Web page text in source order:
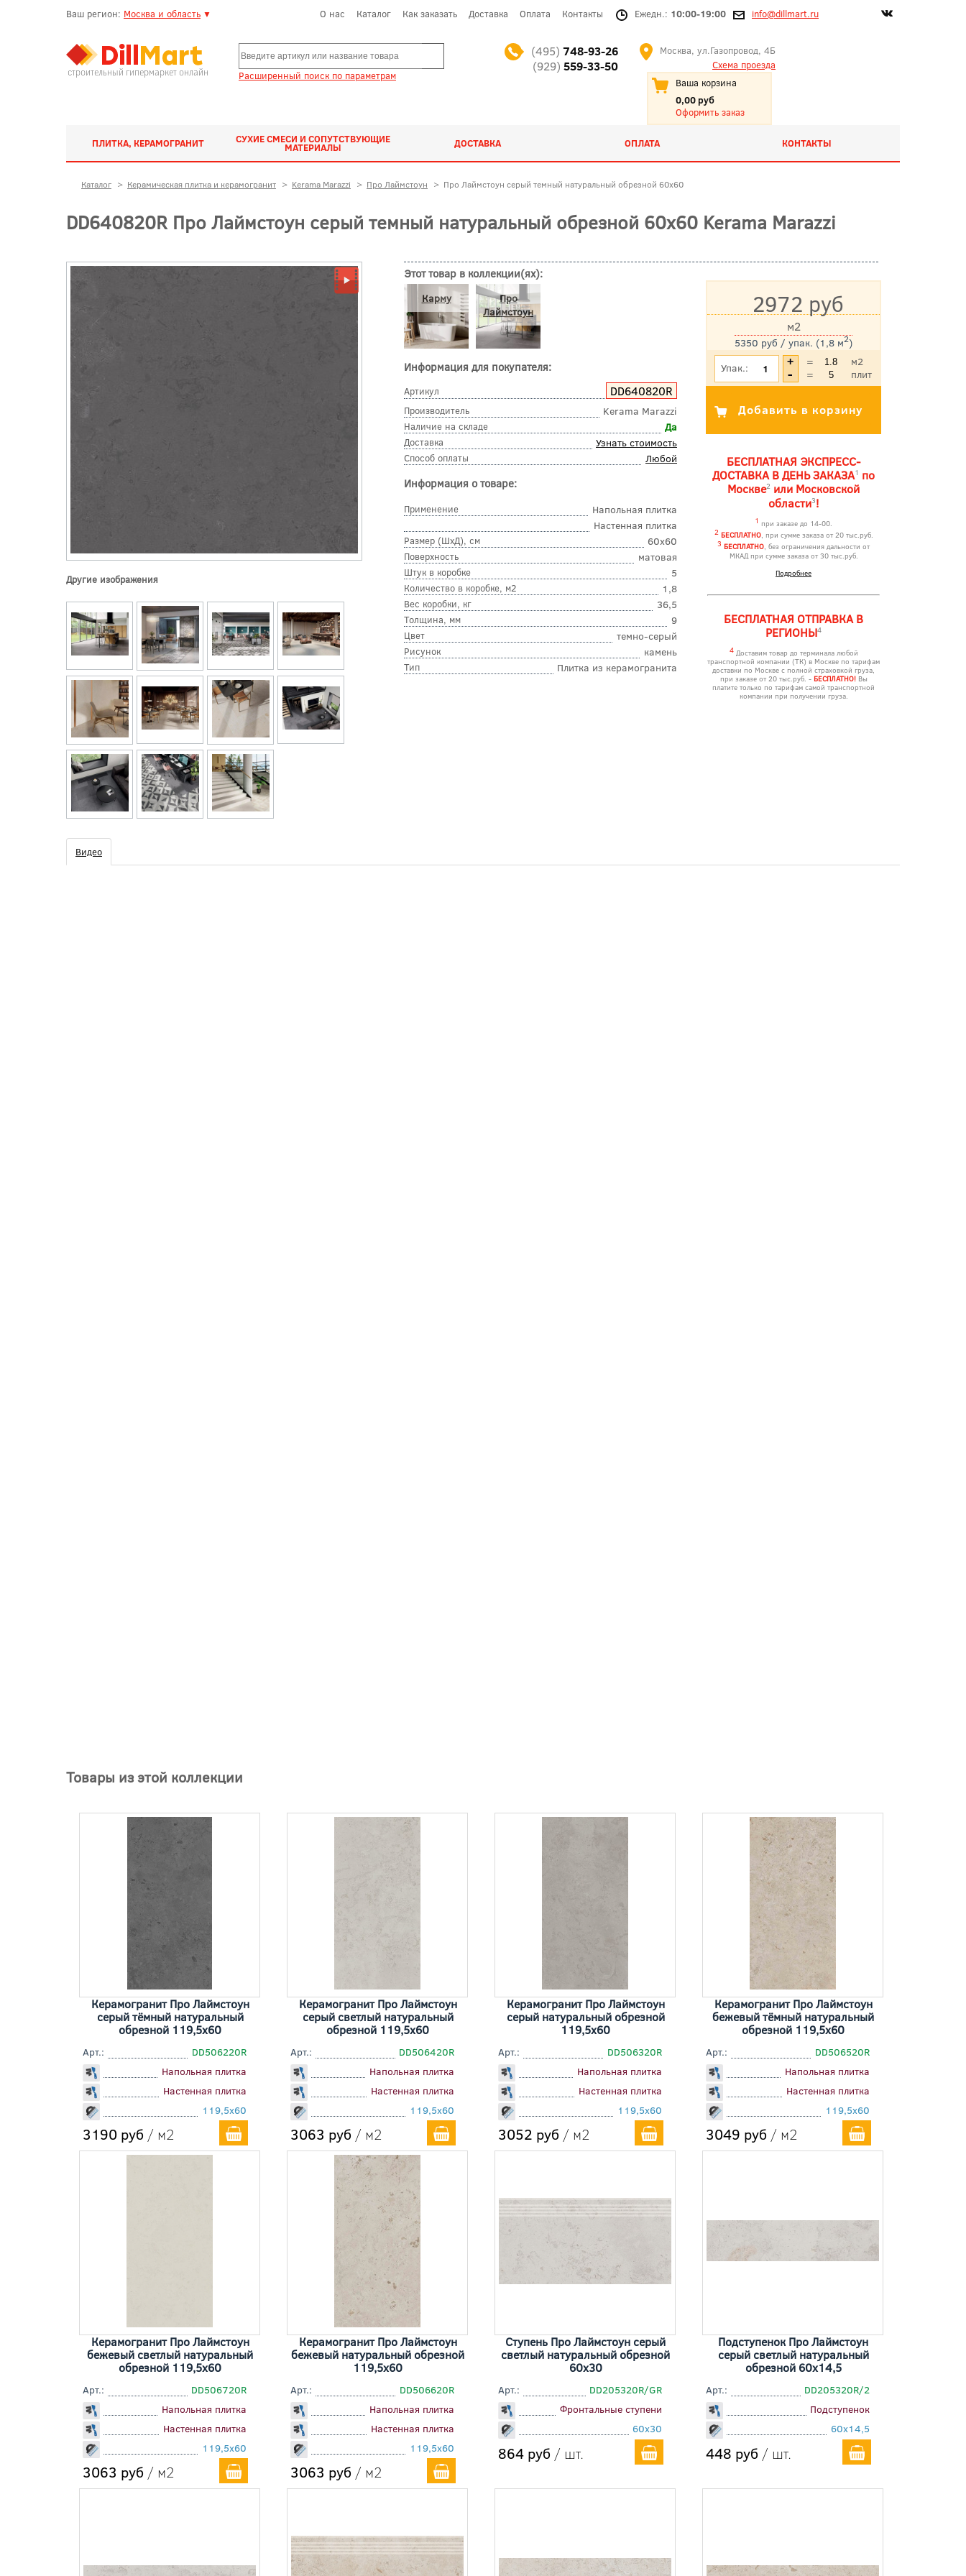
Ваш регион: Москва и область ▼ О нас Каталог Как заказать Доставка Оплата Контакты Ежедн.: 10:00-19:00 info@dillmart.ru
строительный гипермаркет онлайн Расширенный поиск по параметрам
(495) 748-93-26
(929) 559-33-50
Москва, ул.Газопровод, 4Б
Схема проезда
Ваша корзина
0,00 руб
Оформить заказ
ПЛИТКА, КЕРАМОГРАНИТ СУХИЕ СМЕСИ И СОПУТСТВУЮЩИЕ
МАТЕРИАЛЫ ДОСТАВКА ОПЛАТА КОНТАКТЫ
Каталог > Керамическая плитка и керамогранит > Kerama Marazzi > Про Лаймстоун > Про Лаймстоун серый темный натуральный обрезной 60x60
DD640820R Про Лаймстоун серый темный натуральный обрезной 60x60 Kerama Marazzi
Другие изображения
Этот товар в коллекции(ях):
Карму
Про
Лаймстоун
Информация для покупателя:
Артикул DD640820R
Производитель Kerama Marazzi
Наличие на складе Да
Доставка Узнать стоимость
Способ оплаты Любой
Информация о товаре:
Применение
Напольная плитка
Настенная плитка
Размер (ШхД), см 60x60
Поверхность матовая
Штук в коробке 5
Количество в коробке, м2 1,8
Вес коробки, кг 36,5
Толщина, мм 9
Цвет темно-серый
Рисунок камень
Тип Плитка из керамогранита
2972 руб
5350 руб / упак. (1,8 м2)
м2
*Цена указана с учетом НДС
Упак.: =
м2
=
плит
БЕСПЛАТНАЯ ЭКСПРЕСС-
ДОСТАВКА В ДЕНЬ ЗАКАЗА1 по
Москве2 или Московской
области3!
1 при заказе до 14-00.
2 БЕСПЛАТНО, при сумме заказа от 20 тыс.руб.
3 БЕСПЛАТНО, без ограничения дальности от
МКАД при сумме заказа от 30 тыс.руб.
Подробнее
БЕСПЛАТНАЯ ОТПРАВКА В
РЕГИОНЫ4
4Доставим товар до терминала любой
транспортной компании (ТК) в Москве по тарифам
доставки по Москве с полной страховкой груза,
при заказе от 20 тыс.руб. - БЕСПЛАТНО!Вы
платите только по тарифам самой транспортной
компании при получении груза.
Видео
Товары из этой коллекции
Керамогранит Про Лаймстоун
серый тёмный натуральный
обрезной 119,5x60
Арт.:
DD506220R
Напольная плитка
Настенная плитка
119,5x60
3190 руб / м2
Керамогранит Про Лаймстоун
серый светлый натуральный
обрезной 119,5x60
Арт.:
DD506420R
Напольная плитка
Настенная плитка
119,5x60
3063 руб / м2
Керамогранит Про Лаймстоун
серый натуральный обрезной
119,5x60
Арт.:
DD506320R
Напольная плитка
Настенная плитка
119,5x60
3052 руб / м2
Керамогранит Про Лаймстоун
бежевый тёмный натуральный
обрезной 119,5x60
Арт.:
DD506520R
Напольная плитка
Настенная плитка
119,5x60
3049 руб / м2
Керамогранит Про Лаймстоун
бежевый светлый натуральный
обрезной 119,5x60
Арт.:
DD506720R
Напольная плитка
Настенная плитка
119,5x60
3063 руб / м2
Керамогранит Про Лаймстоун
бежевый натуральный обрезной
119,5x60
Арт.:
DD506620R
Напольная плитка
Настенная плитка
119,5x60
3063 руб / м2
Ступень Про Лаймстоун серый
светлый натуральный обрезной
60x30
Арт.:
DD205320R/GR
Фронтальные ступени
60x30
864 руб / шт.
Подступенок Про Лаймстоун
серый светлый натуральный
обрезной 60x14,5
Арт.:
DD205320R/2
Подступенок
60x14,5
448 руб / шт.